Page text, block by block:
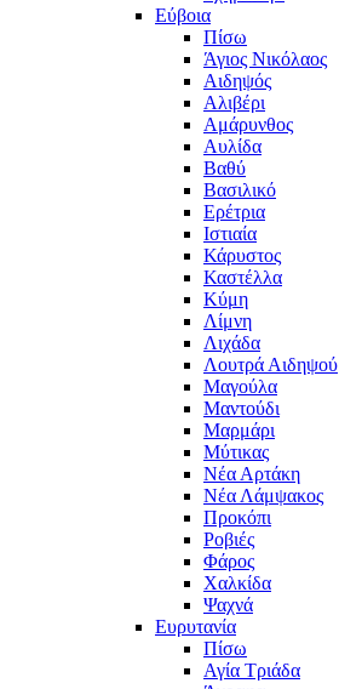
Εύβοια
Πίσω
Άγιος Νικόλαος
Αιδηψός
Αλιβέρι
Αμάρυνθος
Αυλίδα
Βαθύ
Βασιλικό
Ερέτρια
Ιστιαία
Κάρυστος
Καστέλλα
Κύμη
Λίμνη
Λιχάδα
Λουτρά Αιδηψού
Μαγούλα
Μαντούδι
Μαρμάρι
Μύτικας
Νέα Αρτάκη
Νέα Λάμψακος
Προκόπι
Ροβιές
Φάρος
Χαλκίδα
Ψαχνά
Ευρυτανία
Πίσω
Αγία Τριάδα